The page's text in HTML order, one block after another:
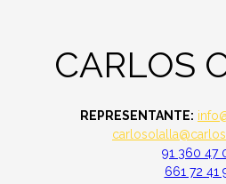
CARLOS
REPRESENTANTE:
91 360 47
661 72 41